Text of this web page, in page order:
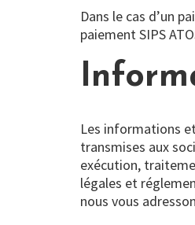
Dans le cas d’un
paiement SIPS
Les informations
transmises aux
exécution,
légales et
nous vous